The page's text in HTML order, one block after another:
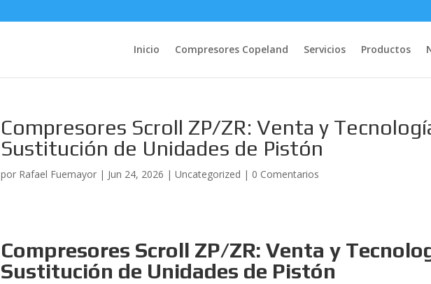
Inicio Compresores Copeland Servicios Productos
Compresores Scroll ZP/ZR: Venta y
Sustitución de Unidades de Pistón
por Rafael Fuemayor | Jun 24, 2026 |Uncategorized | 0 Comentarios
Compresores Scroll ZP/ZR: Venta y
Sustitución de Unidades de Pistón